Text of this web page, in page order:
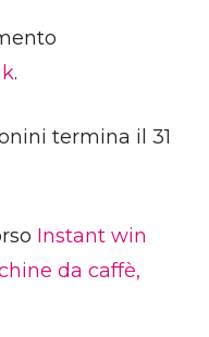
.
termina il 31
Instant win
da caffè,